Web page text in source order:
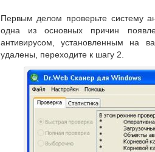
Первым делом проверьте систему
одна из основных причин
антивирусом, установленным на
удалены, переходите к шагу 2.